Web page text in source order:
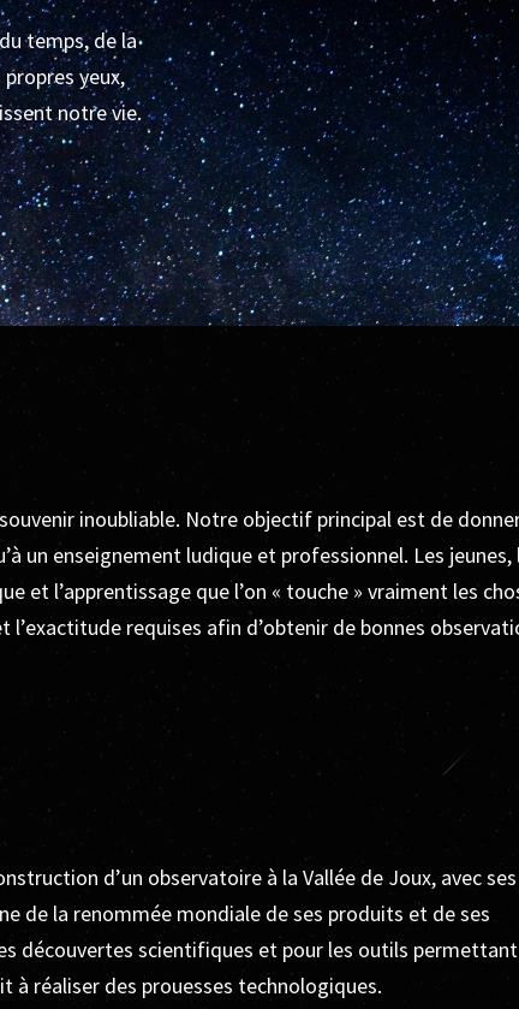
temps, de la
yeux,
notre vie.
inoubliable. Notre objectif principal est de
un enseignement ludique et professionnel. Les jeunes,
et l’apprentissage que l’on « touche » vraiment les
requises afin d’obtenir de bonnes
d’un observatoire à la Vallée de Joux, avec ses
de la renommée mondiale de ses produits et de ses
découvertes scientifiques et pour les outils permettant
à réaliser des prouesses technologiques.